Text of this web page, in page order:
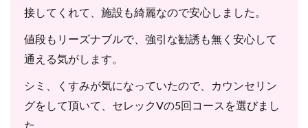
接してくれて、施設も綺麗なので安心しました。
値段もリーズナブルで、強引な勧誘も無く安心して
通える気がします。
シミ、くすみが気になっていたので、カウンセリン
グをして頂いて、セレックVの5回コースを選びまし